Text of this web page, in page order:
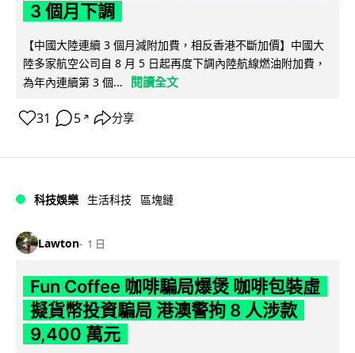
3 個月下調
【中國大陸連續 3 個月減附加費，相反香港不斷加價】中國大
陸多家航空公司自 8 月 5 日起再度下調內陸航線燃油附加費，
為年內連續第 3 個...
閱讀全文
31 5 ↗ 分享
科技娛樂 生活科技 區塊鏈
Lawton 1 日
Fun Coffee 咖啡騙局爆煲 咖啡包裝虛
擬貨幣投資騙局 港澳警拘 8 人涉款
9,400 萬元